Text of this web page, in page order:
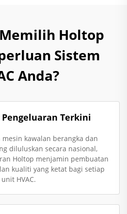
Holtop
Sistem
Anda?
Terkini
kawalan berangka dan
diluluskan secara nasional,
Holtop menjamin pembuatan
kualiti yang ketat bagi setiap
unit HVAC.